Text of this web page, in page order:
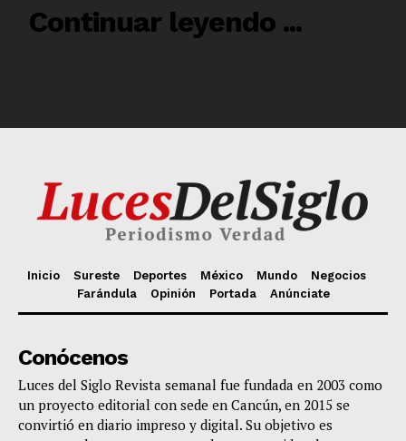
Inicio Sureste Deportes México Mundo
Negocios
Farándula
Opinión Portada Anúnciate
Conócenos
Luces del Siglo Revista semanal fue fundada en 2003 como
un proyecto editorial con sede en Cancún, en 2015 se
convirtió en diario impreso y digital. Su objetivo es